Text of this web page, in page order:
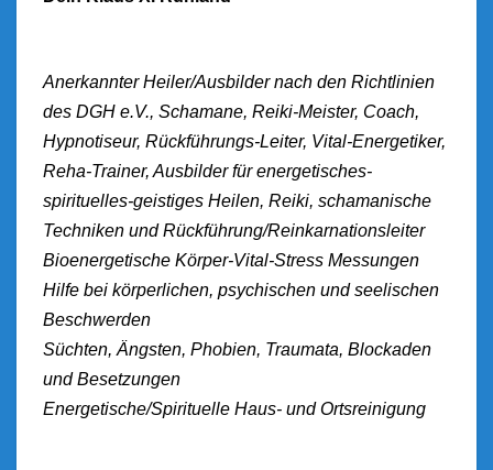
Anerkannter Heiler/Ausbilder nach den Richtlinien
des DGH e.V., Schamane, Reiki-Meister, Coach,
Hypnotiseur, Rückführungs-Leiter, Vital-Energetiker,
Reha-Trainer, Ausbilder für energetisches-
spirituelles-geistiges Heilen, Reiki, schamanische
Techniken und Rückführung/Reinkarnationsleiter
Bioenergetische Körper-Vital-Stress Messungen
Hilfe bei körperlichen, psychischen und seelischen
Beschwerden
Süchten, Ängsten, Phobien, Traumata, Blockaden
und Besetzungen
Energetische/Spirituelle Haus- und Ortsreinigung